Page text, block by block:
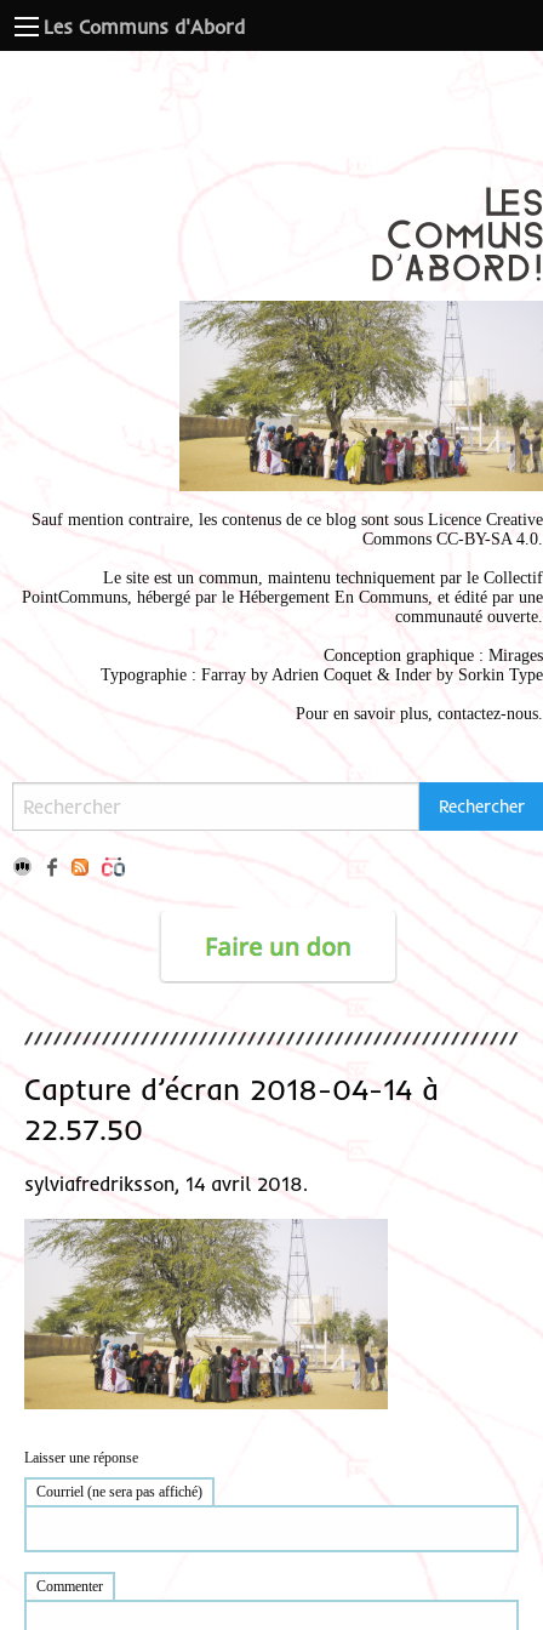
Les Communs d'Abord
Sauf mention contraire, les contenus de ce blog sont sous Licence Creative
Commons CC-BY-SA 4.0
Le site est un commun, maintenu techniquement par le Collectif
PointCommuns , hébergé par le Hébergement En Communs , et édité par une
communauté ouverte.
Conception graphique : Mirages
Typographie : Farray by Adrien Coquet & Inder by Sorkin Type
Pour en savoir plus, contactez-nous
Capture d’écran 2018-04-14 à
22.57.50
sylviafredriksson, 14 avril 2018.
Laisser une réponse
Courriel (ne sera pas affiché)
Commenter